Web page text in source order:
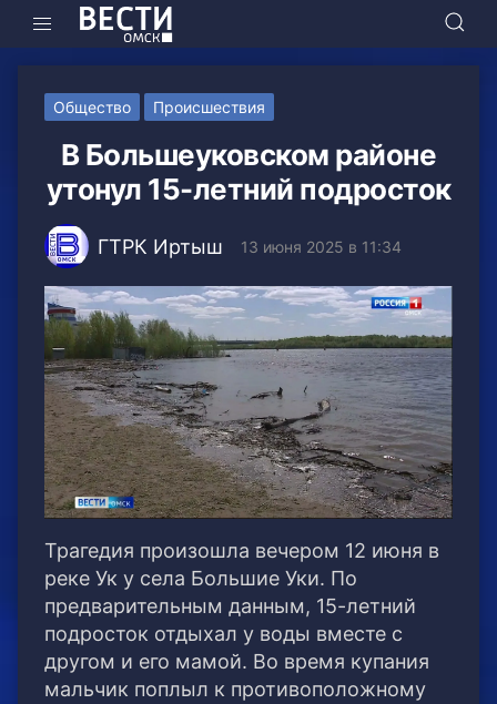
Общество Происшествия
В Большеуковском районе
утонул 15-летний подросток
ГТРК Иртыш 13 июня 2025 в 11:34
Трагедия произошла вечером 12 июня в
реке Ук у села Большие Уки. По
предварительным данным, 15-летний
подросток отдыхал у воды вместе с
другом и его мамой. Во время купания
мальчик поплыл к противоположному